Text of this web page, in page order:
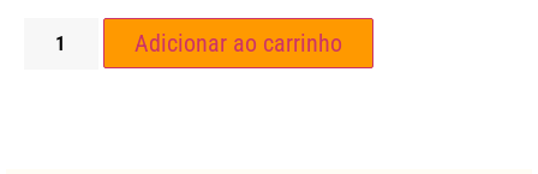
Adicionar ao carrinho